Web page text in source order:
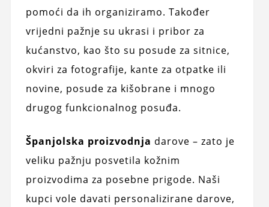
pomoći da ih organiziramo. Također
vrijedni pažnje su ukrasi i pribor za
kućanstvo, kao što su posude za sitnice,
okviri za fotografije, kante za otpatke ili
novine, posude za kišobrane i mnogo
drugog funkcionalnog posuđa.
Španjolska proizvodnja darove – zato je
veliku pažnju posvetila kožnim
proizvodima za posebne prigode. Naši
kupci vole davati personalizirane darove,